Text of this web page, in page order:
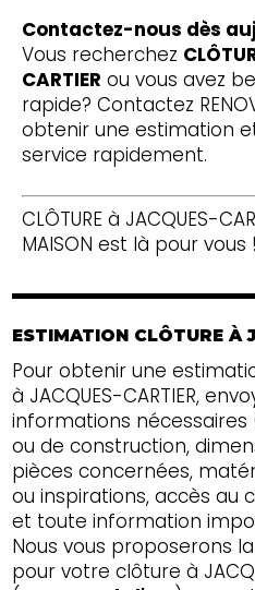
Contactez-nous dès
Vous recherchez
CARTIER ou vous avez
rapide? Contactez
obtenir une estimation
service rapidement.
CLÔTURE à JACQUES-
MAISON est là pour vous !
ESTIMATION CLÔTURE À
Pour obtenir une
à JACQUES-CARTIER,
informations
ou de construction,
pièces concernées,
ou inspirations, accès au
et toute information
Nous vous proposerons
pour votre clôture à